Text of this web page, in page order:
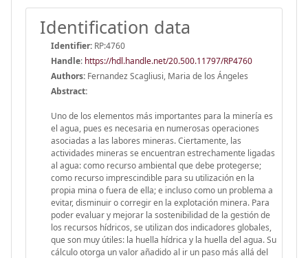
Identification data
Identifier: RP:4760
Handle: https://hdl.handle.net/20.500.11797/RP4760
Authors: Fernandez Scagliusi, Maria de los Ángeles
Abstract:
Uno de los elementos más importantes para la minería es
el agua, pues es necesaria en numerosas operaciones
asociadas a las labores mineras. Ciertamente, las
actividades mineras se encuentran estrechamente ligadas
al agua: como recurso ambiental que debe protegerse;
como recurso imprescindible para su utilización en la
propia mina o fuera de ella; e incluso como un problema a
evitar, disminuir o corregir en la explotación minera. Para
poder evaluar y mejorar la sostenibilidad de la gestión de
los recursos hídricos, se utilizan dos indicadores globales,
que son muy útiles: la huella hídrica y la huella del agua. Su
cálculo otorga un valor añadido al ir un paso más allá del